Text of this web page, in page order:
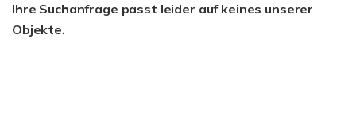
Ihre Suchanfrage passt leider auf keines unserer
Objekte.